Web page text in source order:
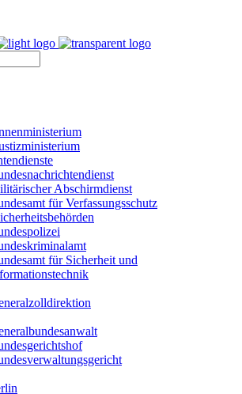
Abschirmdienst
für Verfassungsschutz
für Sicherheit und